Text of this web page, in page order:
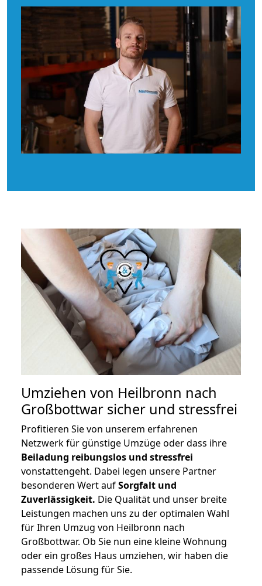
Umziehen von Heilbronn nach
Großbottwar sicher und stressfrei
Profitieren Sie von unserem erfahrenen
Netzwerk für günstige Umzüge oder dass ihre
Beiladung reibungslos und stressfrei
vonstattengeht. Dabei legen unsere Partner
besonderen Wert aufSorgfalt und
Zuverlässigkeit. Die Qualität und unser breite
Leistungen machen uns zu der optimalen Wahl
für Ihren Umzug von Heilbronn nach
Großbottwar. Ob Sie nun eine kleine Wohnung
oder ein großes Haus umziehen, wir haben die
passende Lösung für Sie.